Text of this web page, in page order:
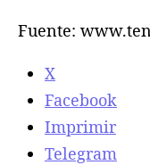
Fuente:
X
Facebook
Imprimir
Telegram